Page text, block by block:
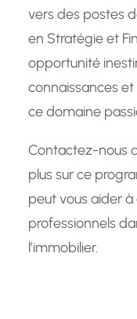
vers des postes
en Stratégie et
opportunité
connaissances
ce domaine
Contactez-nous
plus sur ce
peut vous aider
professionnels
l’immobilier.